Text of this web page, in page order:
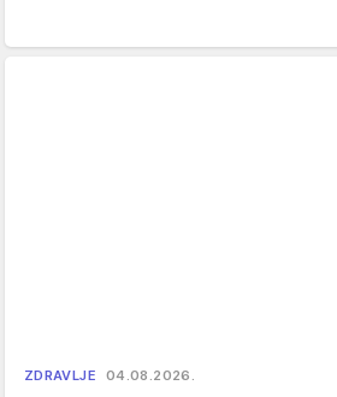
ZDRAVLJE 04.08.2026.